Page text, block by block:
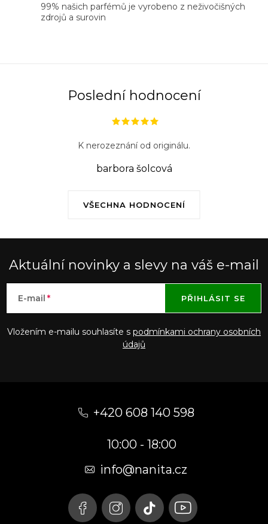
99% našich parfémů je vyrobeno z neživočišných
zdrojů a surovin
Poslední hodnocení
VŠECHNA HODNOCENÍ
K nerozeznání od originálu.
barbora šolcová
Aktuální novinky a slevy na váš e-mail
E-mail
Vložením e-mailu souhlasíte s podmínkami ochrany osobních
údajů
PŘIHLÁSIT SE
+420 608 140 598
10:00 - 18:00
info@nanita.cz